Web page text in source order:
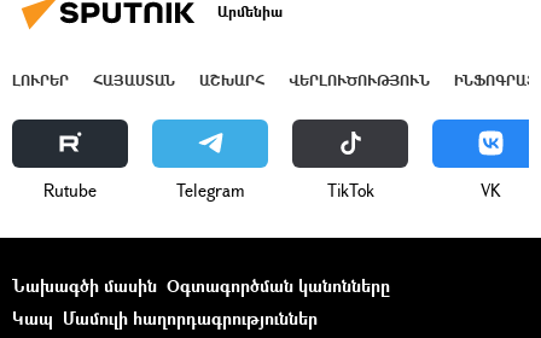
Արմենիա
ԼՈՒՐԵՐ ՀԱՅԱՍՏԱՆ ԱՇԽԱՐՀ ՎԵՐԼՈՒԾՈՒԹՅՈՒՆ
Rutube Telegram ТikТоk VK
Նախագծի մասին Օգտագործման կանոնները
Կապ Մամուլի հաղորդագրություններ